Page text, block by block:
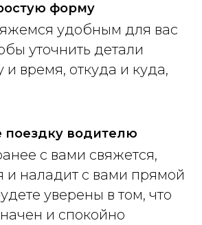
форму
удобным для вас
уточнить детали
и время, откуда и куда,
поездку водителю
с вами свяжется,
и наладит с вами прямой
уверены в том, что
и спокойно